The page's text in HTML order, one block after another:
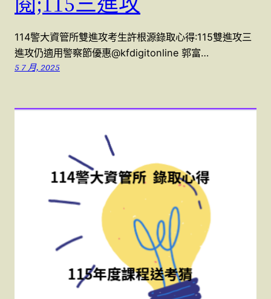
114警大資管所雙進攻考生許根源錄取心得:115雙進攻三
進攻仍適用警察節優惠@kfdigitonline 郭富…
5 7 月, 2025